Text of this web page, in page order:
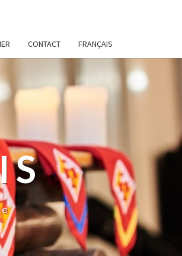
CONTACT FRANÇAIS